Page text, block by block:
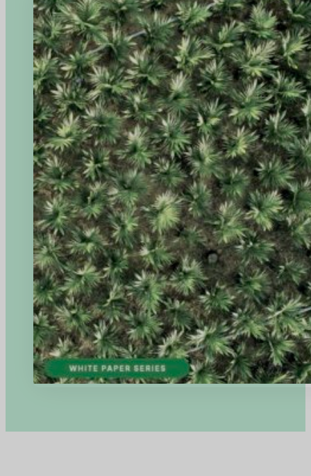
Bermitra dengan Para Ahli: Mengintegrasikan Keberlanjutan
Manfaatkan konsultasi ahli untuk menanamkan prinsip-prinsip
mudah dengan Platform Cultivate-Agri